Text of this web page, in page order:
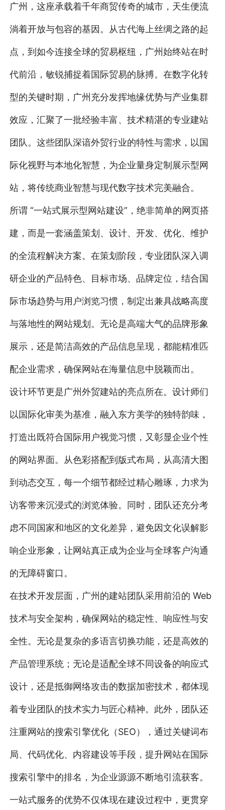
广州，这座承载着千年商贸传奇的城市，天生便流
淌着开放与包容的基因。从古代海上丝绸之路的起
点，到如今连接全球的贸易枢纽，广州始终站在时
代前沿，敏锐捕捉着国际贸易的脉搏。在数字化转
型的关键时期，广州充分发挥地缘优势与产业集群
效应，汇聚了一批经验丰富、技术精湛的专业建站
团队。这些团队深谙外贸行业的特性与需求，以国
际化视野与本地化智慧，为企业量身定制展示型网
站，将传统商业智慧与现代数字技术完美融合。
所谓 “一站式展示型网站建设”，绝非简单的网页搭
建，而是一套涵盖策划、设计、开发、优化、维护
的全流程解决方案。在策划阶段，专业团队深入调
研企业的产品特色、目标市场、品牌定位，结合国
际市场趋势与用户浏览习惯，制定出兼具战略高度
与落地性的网站规划。无论是高端大气的品牌形象
展示，还是简洁高效的产品信息呈现，都能精准匹
配企业需求，确保网站在海量信息中脱颖而出。
设计环节更是广州外贸建站的亮点所在。设计师们
以国际化审美为基准，融入东方美学的独特韵味，
打造出既符合国际用户视觉习惯，又彰显企业个性
的网站界面。从色彩搭配到版式布局，从高清大图
到动态交互，每一个细节都经过精心雕琢，力求为
访客带来沉浸式的浏览体验。同时，团队还充分考
虑不同国家和地区的文化差异，避免因文化误解影
响企业形象，让网站真正成为企业与全球客户沟通
的无障碍窗口。
在技术开发层面，广州的建站团队采用前沿的 Web
技术与安全架构，确保网站的稳定性、响应性与安
全性。无论是复杂的多语言切换功能，还是高效的
产品管理系统；无论是适配全球不同设备的响应式
设计，还是抵御网络攻击的数据加密技术，都体现
着专业团队的技术实力与匠心精神。此外，团队还
注重网站的搜索引擎优化（SEO），通过关键词布
局、代码优化、内容建设等手段，提升网站在国际
搜索引擎中的排名，为企业源源不断地引流获客。
一站式服务的优势不仅体现在建设过程中，更贯穿